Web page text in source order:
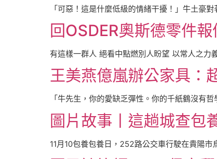
「可惡！這是什麼低級的情緒干擾！」牛土豪
回OSDER奧斯德零件
有這樣一群人 絕看中點燃別人盼望 以常人之
王美燕億嵐辦公家具：
「牛先生，你的愛缺乏彈性。你的千紙鶴沒有
圖片故事丨這趟城查包
11月10包養包養日，252路公交車行駛在貴陽